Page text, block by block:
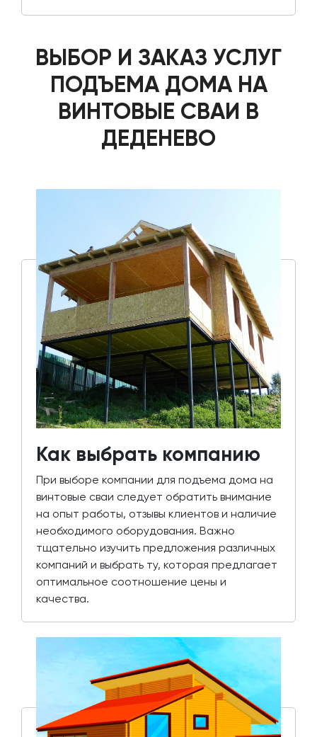
ВЫБОР И ЗАКАЗ УСЛУГ
ПОДЪЕМА ДОМА НА
ВИНТОВЫЕ СВАИ В
ДЕДЕНЕВО
Как выбрать компанию
При выборе компании для подъема дома на
винтовые сваи следует обратить внимание
на опыт работы, отзывы клиентов и наличие
необходимого оборудования. Важно
тщательно изучить предложения различных
компаний и выбрать ту, которая предлагает
оптимальное соотношение цены и
качества.